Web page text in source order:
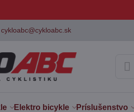
cykloabc@cykloabc.sk
Elektro bicykle Príslušenstvo